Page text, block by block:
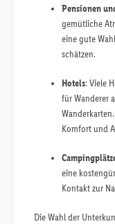
Pensionen
gemütliche
eine gute
schätzen.
Hotels: Viele
für Wanderer
Komfort und
eine
Kontakt zur
Die Wahl der